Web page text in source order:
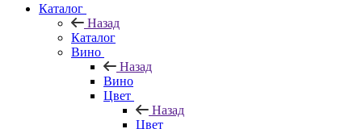
Каталог
Назад
Каталог
Вино
Назад
Вино
Цвет
Назад
Цвет